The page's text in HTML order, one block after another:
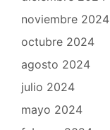
noviembre 2024
octubre 2024
agosto 2024
julio 2024
mayo 2024